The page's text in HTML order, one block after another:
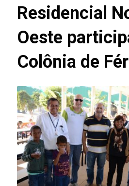
Residencial
Oeste
Colônia de